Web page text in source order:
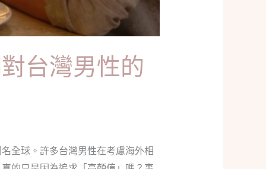
台灣男性的
全球。許多台灣男性在考慮海外相